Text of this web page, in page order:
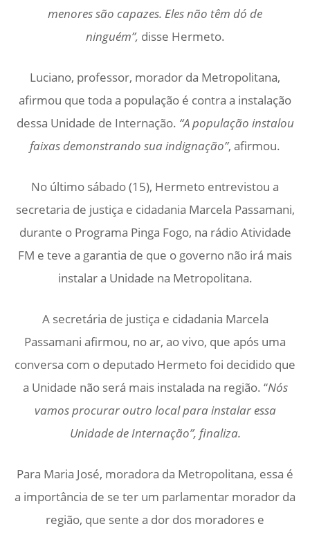
menores são capazes. Eles não têm dó de
ninguém”, disse Hermeto.
Luciano, professor, morador da Metropolitana,
afirmou que toda a população é contra a instalação
dessa Unidade de Internação. “A população instalou
faixas demonstrando sua indignação”, afirmou.
No último sábado (15), Hermeto entrevistou a
secretaria de justiça e cidadania Marcela Passamani,
durante o Programa Pinga Fogo, na rádio Atividade
FM e teve a garantia de que o governo não irá mais
instalar a Unidade na Metropolitana.
A secretária de justiça e cidadania Marcela
Passamani afirmou, no ar, ao vivo, que após uma
conversa com o deputado Hermeto foi decidido que
a Unidade não será mais instalada na região. “Nós
vamos procurar outro local para instalar essa
Unidade de Internação”, finaliza.
Para Maria José, moradora da Metropolitana, essa é
a importância de se ter um parlamentar morador da
região, que sente a dor dos moradores e